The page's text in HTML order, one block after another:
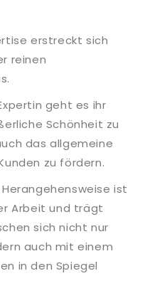
erstreckt sich
reinen
geht es ihr
Schönheit zu
das allgemeine
zu fördern.
ist
Arbeit und trägt
sich nicht nur
auch mit einem
in den Spiegel